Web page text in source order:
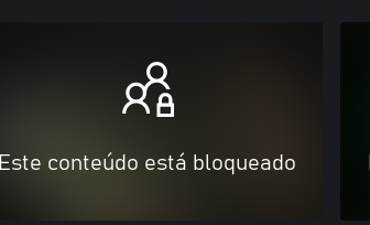
Este conteúdo está bloqueado